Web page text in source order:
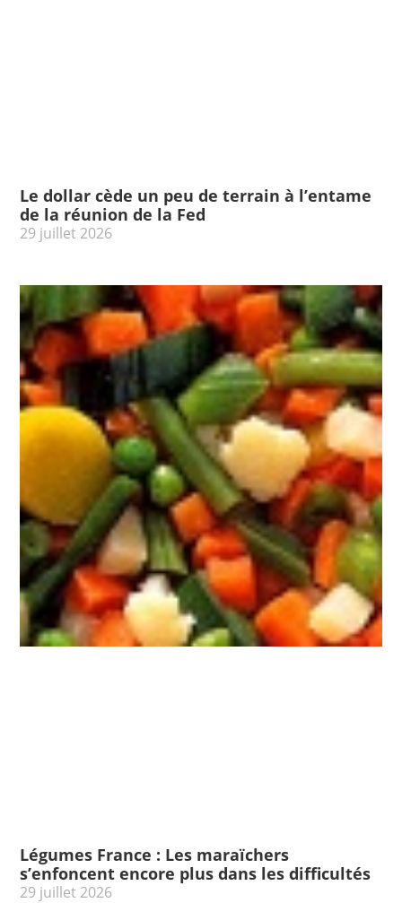
Le dollar cède un peu de terrain à l’entame
de la réunion de la Fed
29 juillet 2026
Légumes France : Les maraïchers
s’enfoncent encore plus dans les difficultés
29 juillet 2026